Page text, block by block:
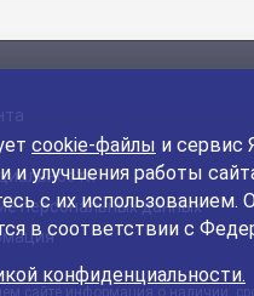
персональных данных
cookie-файлы и сервис
и улучшения работы
с их использованием.
в соответствии с
конфиденциальности.